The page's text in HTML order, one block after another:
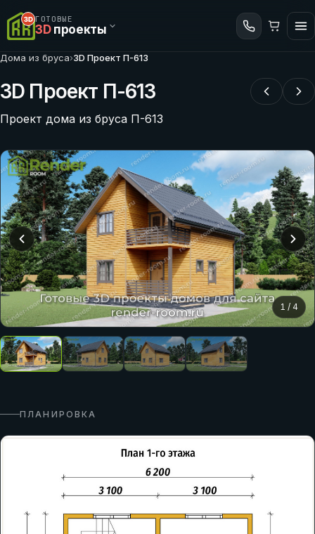
ГОТОВЫЕ
3Dпроекты
Дома из бруса›3D Проект П-613
3D Проект П-613
Проект дома из бруса П-613
1 / 4
ПЛАНИРОВКА